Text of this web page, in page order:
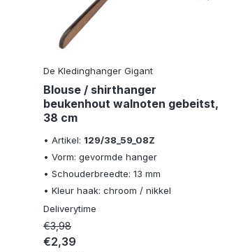
De Kledinghanger Gigant
Blouse / shirthanger
beukenhout walnoten gebeitst,
38 cm
• Artikel: 129/38_59_08Z
• Vorm: gevormde hanger
• Schouderbreedte: 13 mm
• Kleur haak: chroom / nikkel
Deliverytime
€3,98
€2,39